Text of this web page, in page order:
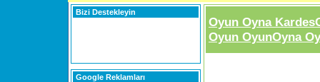
Bizi Destekleyin
Google Reklamları
Oyun Oyna
Oyun OyunOyna